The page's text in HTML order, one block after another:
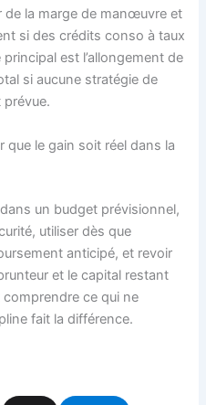
de la marge de manœuvre et
si des crédits conso à taux
est l’allongement de
si aucune stratégie de
prévue.
que le gain soit réel dans la
un budget prévisionnel,
utiliser dès que
anticipé, et revoir
et le capital restant
ce qui ne
fait la différence.